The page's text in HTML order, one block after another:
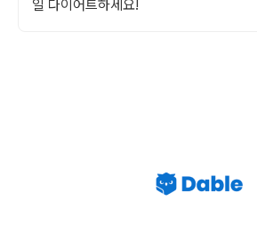
일 다이어트하세요!